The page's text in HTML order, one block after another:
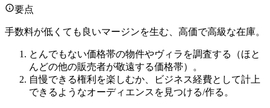
要点
手数料が低くても良いマージンを生む、高価で高級な在庫。
とんでもない価格帯の物件やヴィラを調査する（ほと
んどの他の販売者が敬遠する価格帯）。
自慢できる権利を楽しむか、ビジネス経費として計上
できるようなオーディエンスを見つける/作る。